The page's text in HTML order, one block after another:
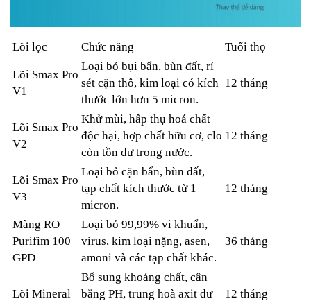
Lõi lọc Chức năng Tuổi thọ
Lõi Smax Pro
V1
Loại bỏ bụi bẩn, bùn đất, rỉ
sét cặn thô, kim loại có kích
thước lớn hơn 5 micron.
12 tháng
Lõi Smax Pro
V2
Khử mùi, hấp thụ hoá chất
độc hại, hợp chất hữu cơ, clo
còn tồn dư trong nước.
12 tháng
Lõi Smax Pro
V3
Loại bỏ cặn bẩn, bùn đất,
tạp chất kích thước từ 1
micron.
12 tháng
Màng RO
Purifim 100
GPD
Loại bỏ 99,99% vi khuẩn,
virus, kim loại nặng, asen,
amoni và các tạp chất khác.
36 tháng
Lõi Mineral
Bổ sung khoáng chất, cân
bằng PH, trung hoà axit dư
12 tháng